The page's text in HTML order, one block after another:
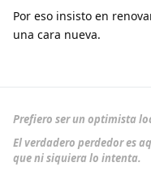
Por eso insisto en
una cara nueva.
Prefiero ser un optimista
El verdadero perdedor es
que ni siquiera lo intenta.